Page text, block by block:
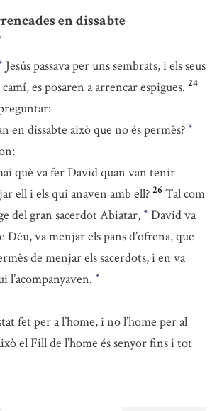
en dissabte
Jesús passava per uns sembrats, i els seus
es posaren a arrencar espigues. 24
dissabte això que no és permès? *
què va fer David quan van tenir
ell i els qui anaven amb ell? 26 Tal com
del gran sacerdot Abiatar, * David va
va menjar els pans d’ofrena, que
de menjar els sacerdots, i en va
l’acompanyaven. *
fet per a l’home, i no l’home per al
el Fill de l’home és senyor fins i tot